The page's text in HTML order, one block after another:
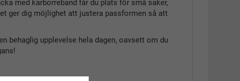
med karborreband får du plats för små saker,
ger dig möjlighet att justera passformen så att
behaglig upplevelse hela dagen, oavsett om du